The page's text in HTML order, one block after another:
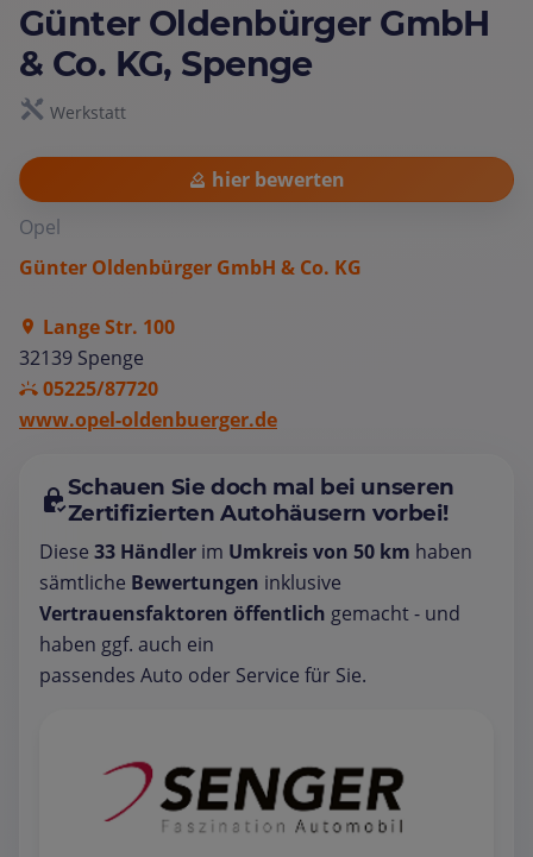
Günter Oldenbürger GmbH
& Co. KG, Spenge
Werkstatt
hier bewerten
Opel
Günter Oldenbürger GmbH & Co. KG
Lange Str. 100
32139 Spenge
05225/87720
www.opel-oldenbuerger.de
Schauen Sie doch mal bei unseren
Zertifizierten Autohäusern vorbei!
Diese 33 Händler im Umkreis von 50 km haben
sämtliche Bewertungen inklusive
Vertrauensfaktoren öffentlich gemacht - und
haben ggf. auch ein
passendes Auto oder Service für Sie.